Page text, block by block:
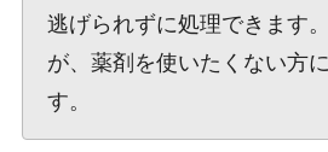
逃げられずに処理できます
が、薬剤を使いたくない方
す。